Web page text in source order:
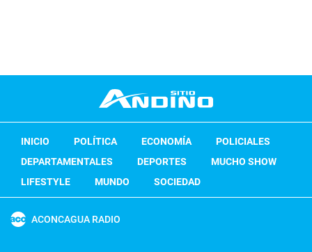
INICIO POLÍTICA ECONOMÍA
POLICIALES
DEPARTAMENTALES
DEPORTES
MUCHO SHOW
LIFESTYLE
MUNDO SOCIEDAD
ACONCAGUA RADIO